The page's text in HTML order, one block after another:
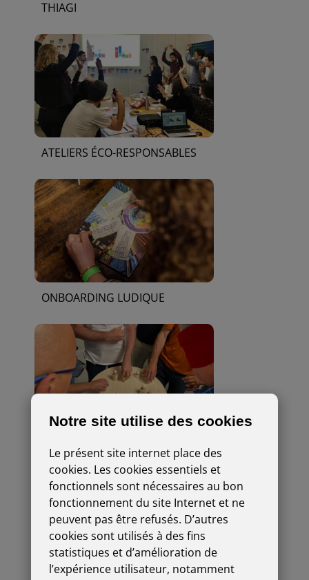
THIAGI
ATELIERS ÉCO-RESPONSABLES
ONBOARDING LUDIQUE
Notre site utilise des cookies
Le présent site internet place des
cookies. Les cookies essentiels et
fonctionnels sont nécessaires au bon
fonctionnement du site Internet et ne
peuvent pas être refusés. D’autres
cookies sont utilisés à des fins
statistiques et d’amélioration de
l’expérience utilisateur, notamment